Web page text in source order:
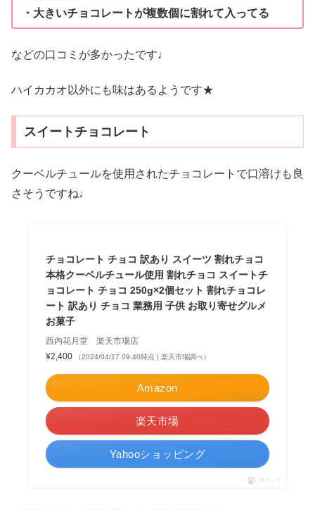
・大きいチョコレートが複数個に割れて入ってる
などの口コミが多かったです♩
ハイカカオ以外にも味はあるようです★
スイートチョコレート
クーベルチュールを使用されたチョコレートで口溶けも良
さそうですね♩
チョコレート チョコ 訳あり スイーツ 割れチョコ
本格クーベルチュール使用 割れチョコ スイートチ
ョコレート チョコ 250g×2個セット 割れチョコレ
ート 訳あり チョコ 業務用 子供 お取り寄せグルメ
お菓子
西内花月堂 楽天市場店
¥2,400
（2024/04/17 09:40時点 | 楽天市場調べ）
Amazon
楽天市場
Yahooショッピング
ポチップ